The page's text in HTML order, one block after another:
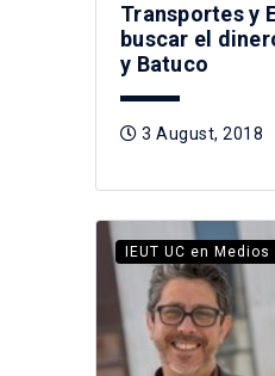
Transportes y
buscar el
y Batuco
3 August, 2018
IEUT UC en Medios